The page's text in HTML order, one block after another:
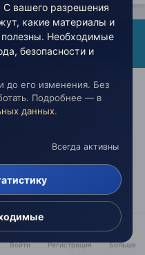
2024
Путь на
проходит в
Плане
- временной
животным телом - так
Духовной Иерархии
Вневременной
информация.
Войти Регистрация Больше
С вашего разрешения
какие материалы и
Необходимые
безопасности и
до его изменения. Без
Подробнее — в
данных.
Всегда активны